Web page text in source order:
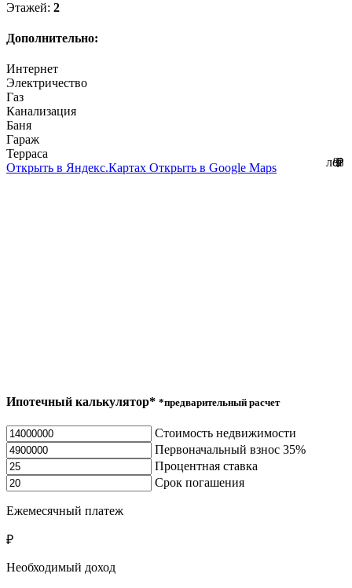
Этажей: 2
Дополнительно:
Интернет
Электричество
Газ
Канализация
Баня
Гараж
Терраса
Открыть в Яндекс.Картах Открыть в Google Maps
Ипотечный калькулятор* *предварительный расчет
Стоимость недвижимости
₽
Первоначальный взнос 35%
₽
Процентная ставка
%
Срок погашения
лет
Ежемесячный платеж
₽
Необходимый доход